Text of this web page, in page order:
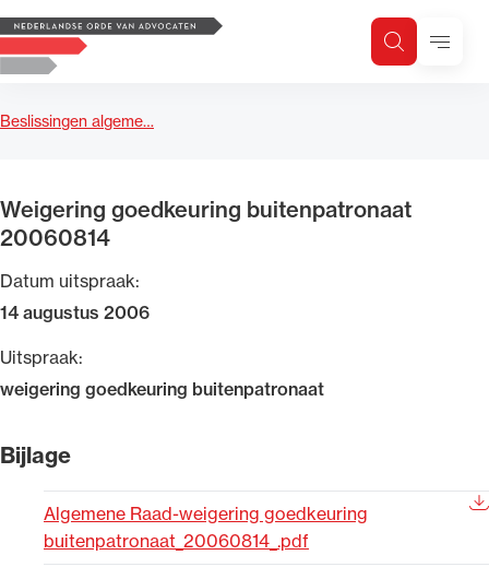
Logo, to the homepage
ZoekenMenu
Beslissingen algeme…
Weigering goedkeuring buitenpatronaat
20060814
Datum uitspraak:
14 augustus 2006
Uitspraak:
weigering goedkeuring buitenpatronaat
Bijlage
Algemene Raad-weigering goedkeuring
buitenpatronaat_20060814_.pdf
Zoeken
Zoek op trefwoord
Uitgelicht